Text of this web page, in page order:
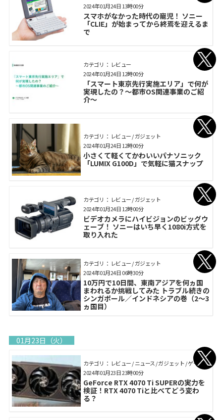
スマホがなかった時代の寵児！ ソニー
「CLIE」が始まってから終焉を迎えるま
で
2024年01月24日 13時00分
カテゴリ： レビュー
「スマート東京先行実施エリア」で何が
実現したの？～都市OS関連事業のご紹
介～
2024年01月24日 12時00分
カテゴリ： レビュー / ガジェット
小さくて軽くてかわいいパナソニック
「LUMIX G100D」で気軽に猫スナップ
2024年01月24日 12時00分
カテゴリ： レビュー / ガジェット
ビデオカメラにハイビジョンのビッグウ
ェーブ！ ソニーはいち早く1080i方式を
取り入れた
2024年01月24日 12時00分
カテゴリ： レビュー / ガジェット
10万円で10日間、東南アジアを何ヵ国
まわれるか挑戦してみた トラブル続きの
シンガポール／インドネシアの巻（2〜3
ヵ国目）
2024年01月24日 06時30分
01月23日（火）
カテゴリ： レビュー / ニュース / ガジェット / ゲーム
GeForce RTX 4070 Ti SUPERの実力を
検証！RTX 4070 Tiと比べてどう変わ
る？
2024年01月23日 23時00分